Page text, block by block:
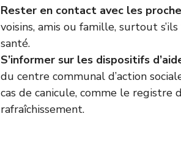
Rester en contact avec les
voisins, amis ou famille, surtout
santé.
S’informer sur les dispositifs
du centre communal d’action
cas de canicule, comme le registre
rafraîchissement.